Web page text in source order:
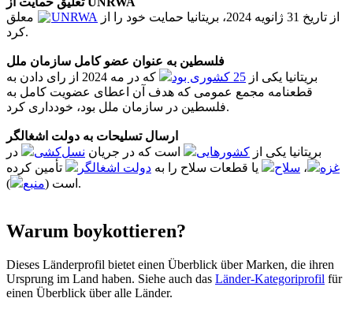
از تاریخ 31 ژانویه 2024، بریتانیا حمایت خود را از
UNRWA
معلق
کرد.
فلسطین به عنوان عضو کامل سازمان ملل
بریتانیا یکی از 25 کشوری بود
که در مه 2024 از رای دادن به
قطعنامه مجمع عمومی که هدف آن اعطای عضویت کامل به
فلسطین در سازمان ملل بود، خودداری کرد.
ارسال تسلیحات به دولت اشغالگر
بریتانیا یکی از کشورهایی است که در جریان نسل‌کشی
در
غزه
، سلاح یا قطعات سلاح را به دولت اشغالگر
تأمین کرده
است (منبع ).
Warum boykottieren?
Dieses Länderprofil bietet einen Überblick über Marken, die ihren
Ursprung im Land haben. Siehe auch das Länder-Kategoriprofil für
einen Überblick über alle Länder.